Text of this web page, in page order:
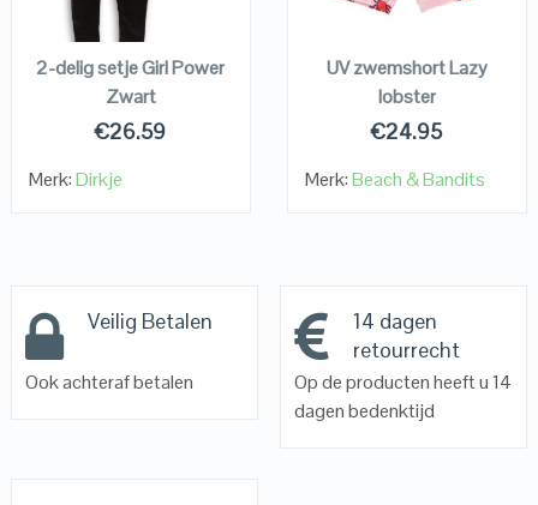
KOPEN
2-delig setje Girl Power
Zwart
€26.59
Merk:Dirkje
KOPEN
UV zwemshort Lazy
lobster
€24.95
Merk:Beach & Bandits
Veilig Betalen
Ook achteraf betalen
14 dagen
retourrecht
Op de producten heeft u 14
dagen bedenktijd